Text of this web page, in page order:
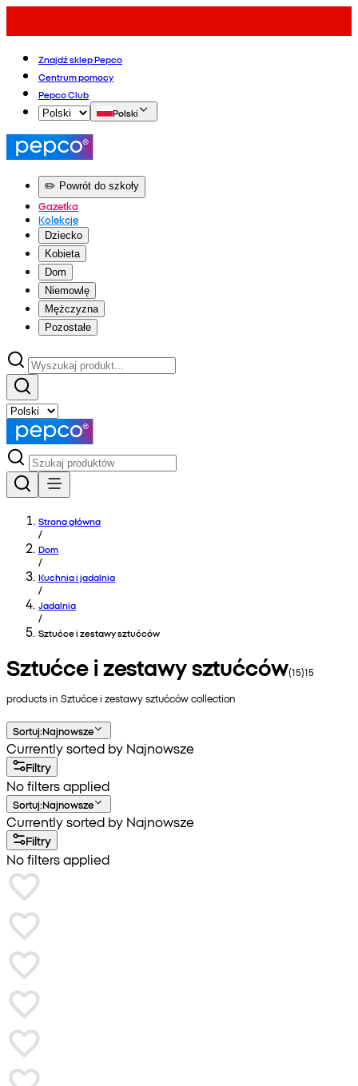
Znajdź sklep Pepco
Centrum pomocy
Pepco Club
Polski
✏️ Powrót do szkoły
Gazetka
Kolekcje
Dziecko
Kobieta
Dom
Niemowlę
Mężczyzna
Pozostałe
Strona główna
/
Dom
/
Kuchnia i jadalnia
/
Jadalnia
/
Sztućce i zestawy sztućców
Sztućce i zestawy sztućców(15)15
products in Sztućce i zestawy sztućcówcollection
Sortuj:Najnowsze
Currently sorted by Najnowsze
Filtry
No filters applied
Sortuj:Najnowsze
Currently sorted by Najnowsze
Filtry
No filters applied